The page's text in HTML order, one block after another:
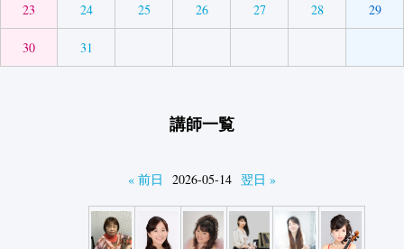
23 24 25 26 27 28 29
30 31
講師一覧
« 前日 2026-05-14 翌日 »